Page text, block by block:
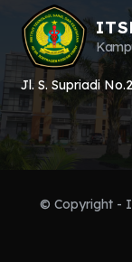
Jl. S. Supriadi
© Copyright -